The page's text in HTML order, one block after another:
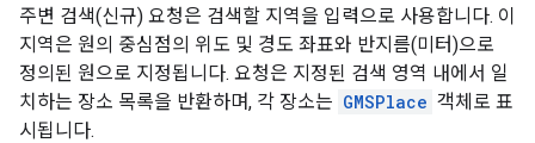
주변 검색(신규) 요청은 검색할 지역을 입력으로 사용합니다. 이
지역은 원의 중심점의 위도 및 경도 좌표와 반지름(미터)으로
정의된 원으로 지정됩니다. 요청은 지정된 검색 영역 내에서 일
치하는 장소 목록을 반환하며, 각 장소는 GMSPlace 객체로 표
시됩니다.